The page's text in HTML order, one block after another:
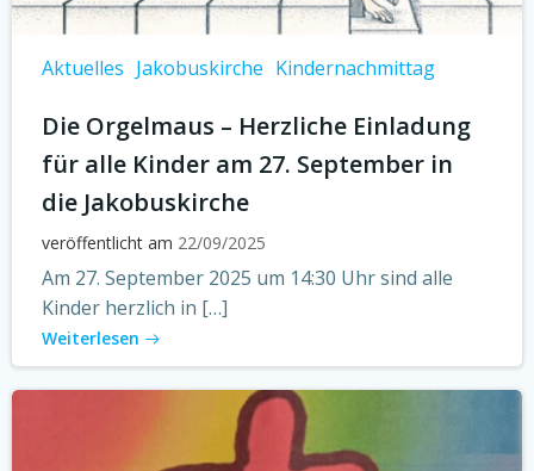
Aktuelles Jakobuskirche Kindernachmittag
Die Orgelmaus – Herzliche Einladung
für alle Kinder am 27. September in
die Jakobuskirche
veröffentlicht am 22/09/2025
Am 27. September 2025 um 14:30 Uhr sind alle
Kinder herzlich in […]
Weiterlesen